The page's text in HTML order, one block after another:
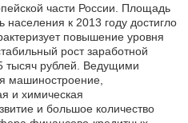
части России. Площадь
населения к 2013 году достигло
повышение уровня
рост заработной
тысяч рублей. Ведущими
машиностроение,
и химическая
и большое количество